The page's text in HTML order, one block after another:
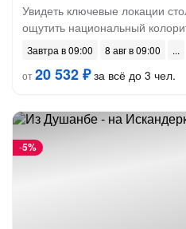
Увидеть ключевые локации
ощутить национальный
Завтра в 09:00
8 авг в 09:00
от20 532 ₽за всё до 3 чел.
-5%